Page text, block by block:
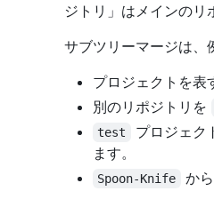
ジトリ」はメインのリ
サブツリーマージは、
プロジェクトを表
別のリポジトリを
test
プロジェク
ます。
Spoon-Knife から